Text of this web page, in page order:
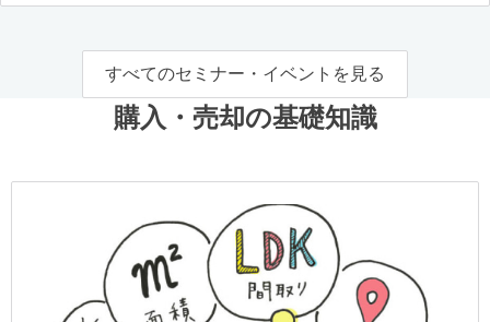
すべてのセミナー・イベントを見る
購入・売却の基礎知識